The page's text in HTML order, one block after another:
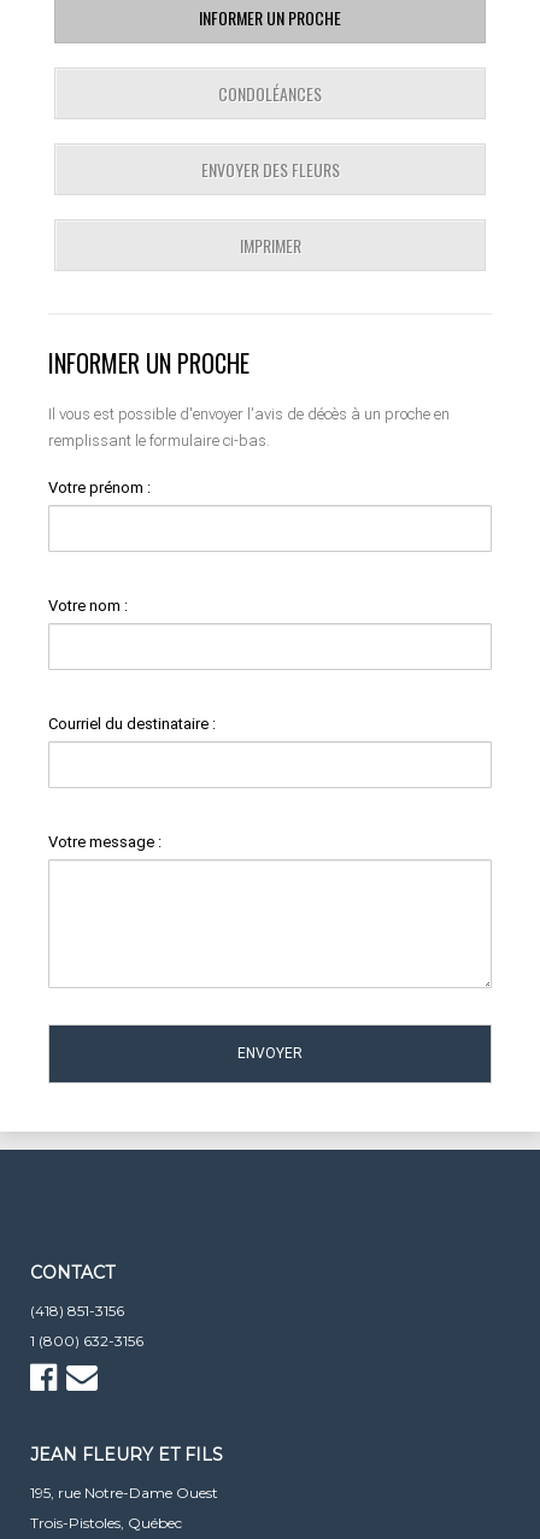
INFORMER UN PROCHE
CONDOLÉANCES
ENVOYER DES FLEURS
IMPRIMER
INFORMER UN PROCHE
Il vous est possible d'envoyer l'avis de décès à un proche en
remplissant le formulaire ci-bas.
Votre prénom :
Votre nom :
Courriel du destinataire :
Votre message :
CONTACT
(418) 851-3156
1 (800) 632-3156
JEAN FLEURY ET FILS
195, rue Notre-Dame Ouest
Trois-Pistoles, Québec